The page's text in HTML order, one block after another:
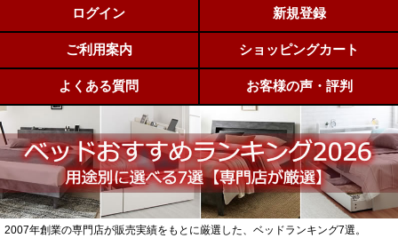
ログイン 新規登録
ご利用案内 ショッピングカート
よくある質問 お客様の声・評判
2007年創業の専門店が販売実績をもとに厳選した、ベッドランキング7選。